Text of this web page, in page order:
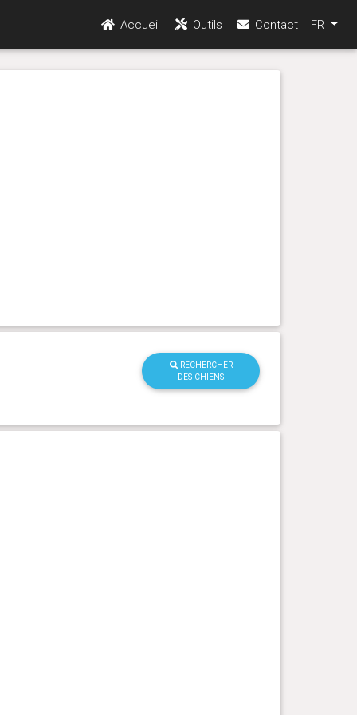
Accueil Outils Contact FR
RECHERCHER
DES CHIENS